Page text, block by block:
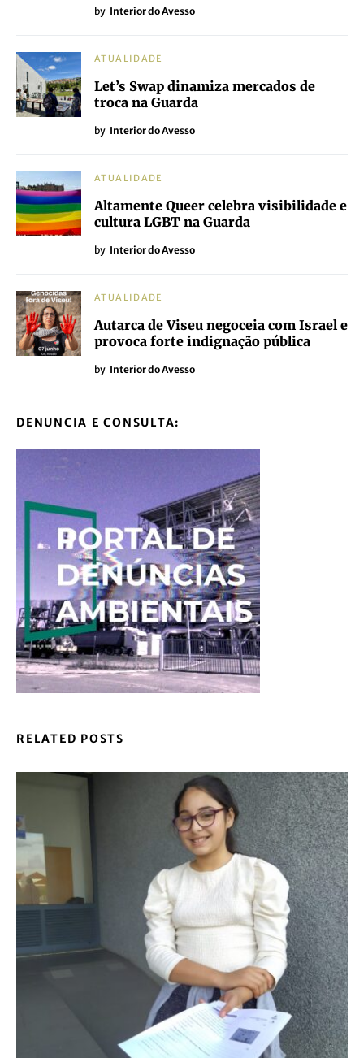
by Interior do Avesso
ATUALIDADE
Let’s Swap dinamiza mercados de
troca na Guarda
by Interior do Avesso
ATUALIDADE
Altamente Queer celebra visibilidade e
cultura LGBT na Guarda
by Interior do Avesso
ATUALIDADE
Autarca de Viseu negoceia com Israel e
provoca forte indignação pública
by Interior do Avesso
DENUNCIA E CONSULTA:
RELATED POSTS